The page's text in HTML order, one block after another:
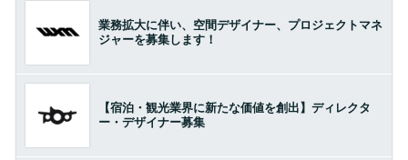
業務拡大に伴い、空間デザイナー、プロジェクトマネ
ジャーを募集します！
【宿泊・観光業界に新たな価値を創出】ディレクタ
ー・デザイナー募集